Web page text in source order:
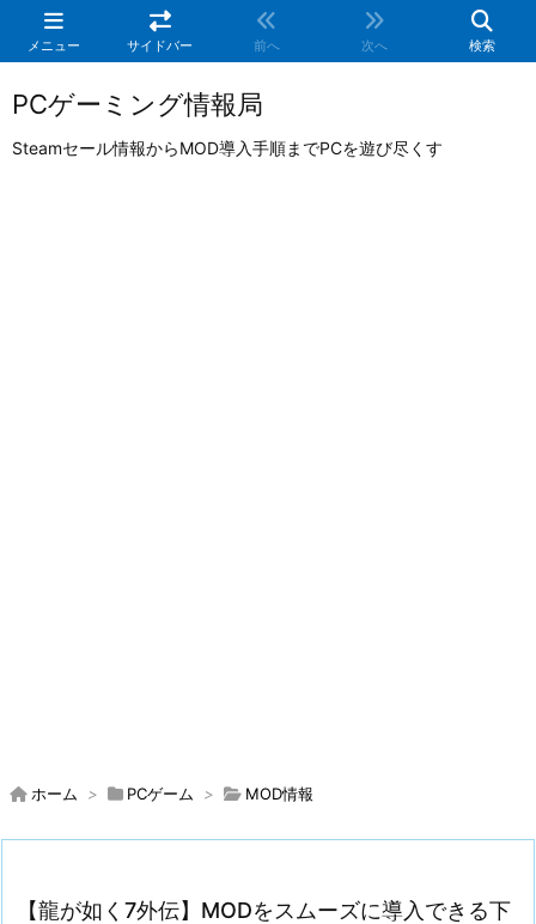
メニュー サイドバー 前へ 次へ 検索
PCゲーミング情報局
Steamセール情報からMOD導入手順までPCを遊び尽くす
ホーム > PCゲーム > MOD情報
【龍が如く7外伝】MODをスムーズに導入できる下